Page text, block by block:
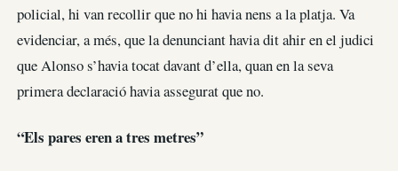
policial, hi van recollir que no hi havia nens a la platja. Va
evidenciar, a més, que la denunciant havia dit ahir en el judici
que Alonso s’havia tocat davant d’ella, quan en la seva
primera declaració havia assegurat que no.
“Els pares eren a tres metres”